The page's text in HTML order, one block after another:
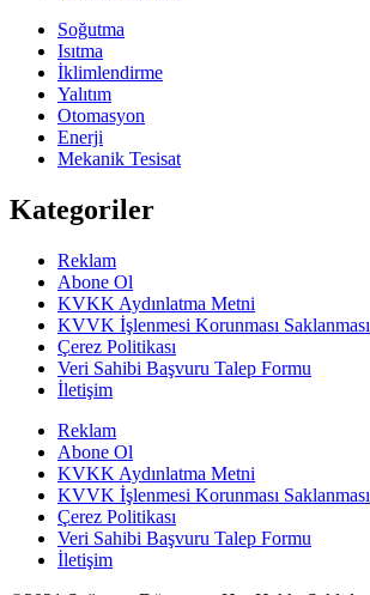
Soğutma
Isıtma
İklimlendirme
Yalıtım
Otomasyon
Enerji
Mekanik Tesisat
Kategoriler
Reklam
Abone Ol
KVKK Aydınlatma Metni
KVVK İşlenmesi Korunması Saklanması
Çerez Politikası
Veri Sahibi Başvuru Talep Formu
İletişim
Reklam
Abone Ol
KVKK Aydınlatma Metni
KVVK İşlenmesi Korunması Saklanması
Çerez Politikası
Veri Sahibi Başvuru Talep Formu
İletişim